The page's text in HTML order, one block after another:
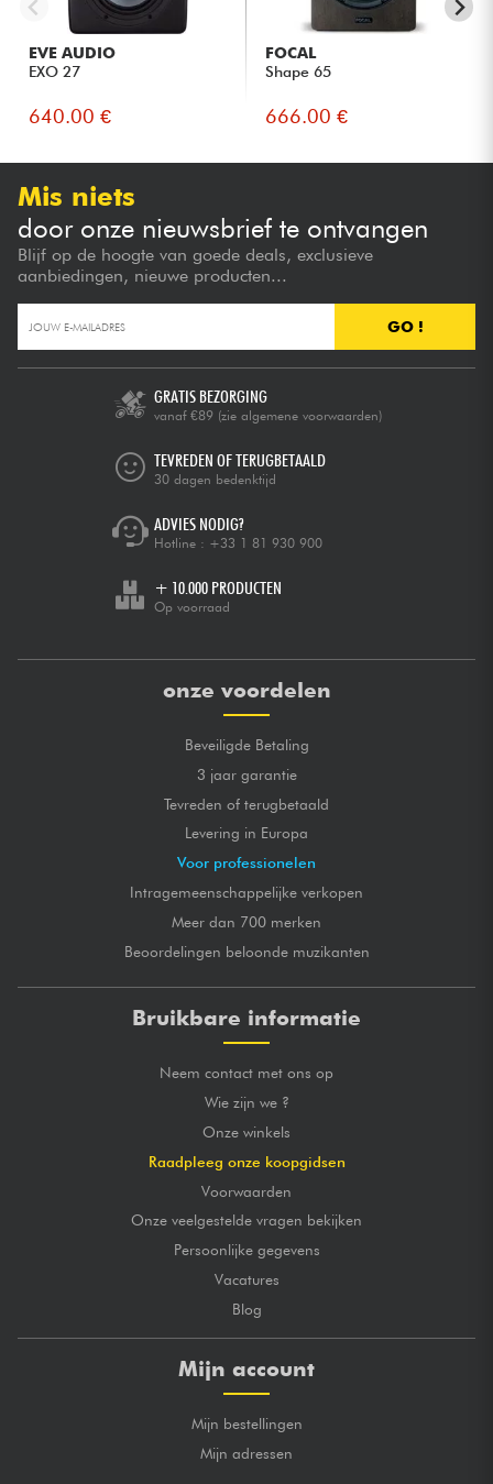
EVE AUDIO
EXO 27
640.00 €
FOCAL
Shape 65
666.00 €
Mis niets
door onze nieuwsbrief te ontvangen
Blijf op de hoogte van goede deals, exclusieve
aanbiedingen, nieuwe producten...
GO !
GRATIS BEZORGING
vanaf €89 (zie algemene voorwaarden)
TEVREDEN OF TERUGBETAALD
30 dagen bedenktijd
ADVIES NODIG?
Hotline : +33 1 81 930 900
+ 10.000 PRODUCTEN
Op voorraad
onze voordelen
Beveiligde Betaling
3 jaar garantie
Tevreden of terugbetaald
Levering in Europa
Voor professionelen
Intragemeenschappelijke verkopen
Meer dan 700 merken
Beoordelingen beloonde muzikanten
Bruikbare informatie
Neem contact met ons op
Wie zijn we ?
Onze winkels
Raadpleeg onze koopgidsen
Voorwaarden
Onze veelgestelde vragen bekijken
Persoonlijke gegevens
Vacatures
Blog
Mijn account
Mijn bestellingen
Mijn adressen